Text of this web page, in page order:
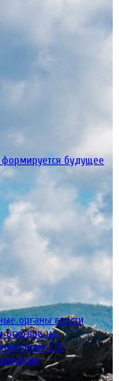
формируется будущее
органы власти
отходов на
2.0: